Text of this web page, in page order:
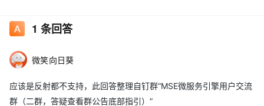
1 条回答
微笑向日葵
应该是反射都不支持，此回答整理自钉群“MSE微服务引擎用户交流
群（二群，答疑查看群公告底部指引）”